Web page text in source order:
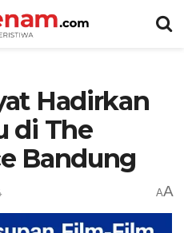
Hadirkan
di The
Bandung
AA